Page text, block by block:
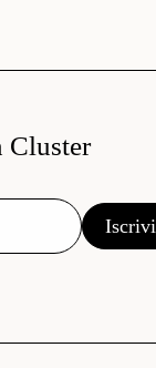
Cluster